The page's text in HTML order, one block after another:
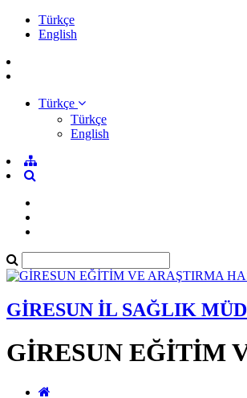
Türkçe
English
Türkçe
Türkçe
English
GİRESUN İL SAĞLIK
GİRESUN EĞİTİM